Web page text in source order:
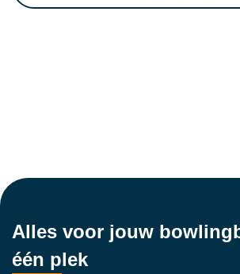
Alles voor jouw
één plek